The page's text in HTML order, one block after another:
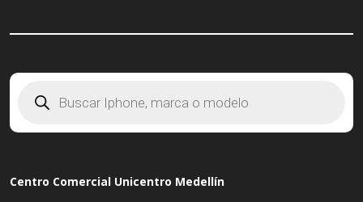
Centro Comercial Unicentro Medellín